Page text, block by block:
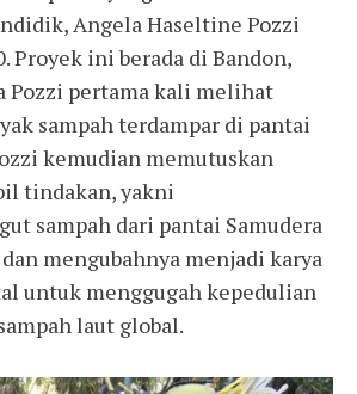
Angela Haseltine Pozzi
Proyek ini berada di Bandon,
Pozzi pertama kali melihat
sampah terdampar di pantai
kemudian memutuskan
tindakan, yakni
sampah dari pantai Samudera
mengubahnya menjadi karya
untuk menggugah kepedulian
laut global.